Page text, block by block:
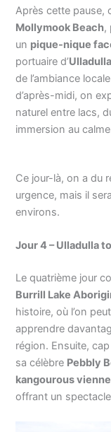
Après cette pause,
Mollymook Beach,
un pique-nique
portuaire d’Ulladulla
de l’ambiance
d’après-midi, on
naturel entre lacs,
immersion au
Ce jour-là, on a du
urgence, mais il
environs.
Jour 4 – Ulladulla
Le quatrième jour
Burrill Lake
histoire, où l’on
apprendre
région. Ensuite,
sa célèbre Pebbly
kangourous
offrant un